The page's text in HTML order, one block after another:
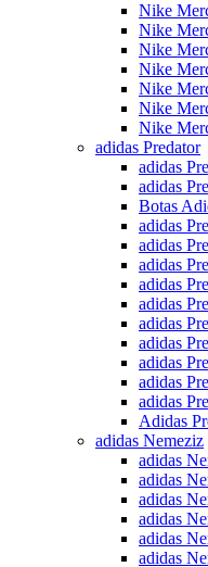
Nike
Nike
Nike
Nike
Nike
Nike
Nike
adidas Predator
adidas
adidas
Botas
adidas
adidas
adidas
adidas
adidas
adidas
adidas
adidas
adidas
adidas
Adidas
adidas Nemeziz
adidas
adidas
adidas
adidas
adidas
adidas